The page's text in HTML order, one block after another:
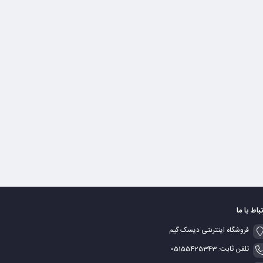
با ما
فروشگاه اینترنتی دیسک گیم
تلفن ثابت: 05155425343